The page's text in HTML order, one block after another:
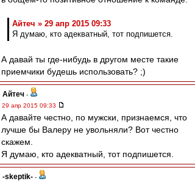
Айтеч » 29 апр 2015 09:33
Я думаю, кто адекватный, тот подпишется.
А давай ты где-нибудь в другом месте такие
приемчики будешь использовать? ;)
Айтеч -
29 апр 2015 09:33
А давайте честно, по мужски, признаемся, что
лучше бы Валеру не увольняли? Вот честно
скажем.
Я думаю, кто адекватный, тот подпишется.
-skeptik- -